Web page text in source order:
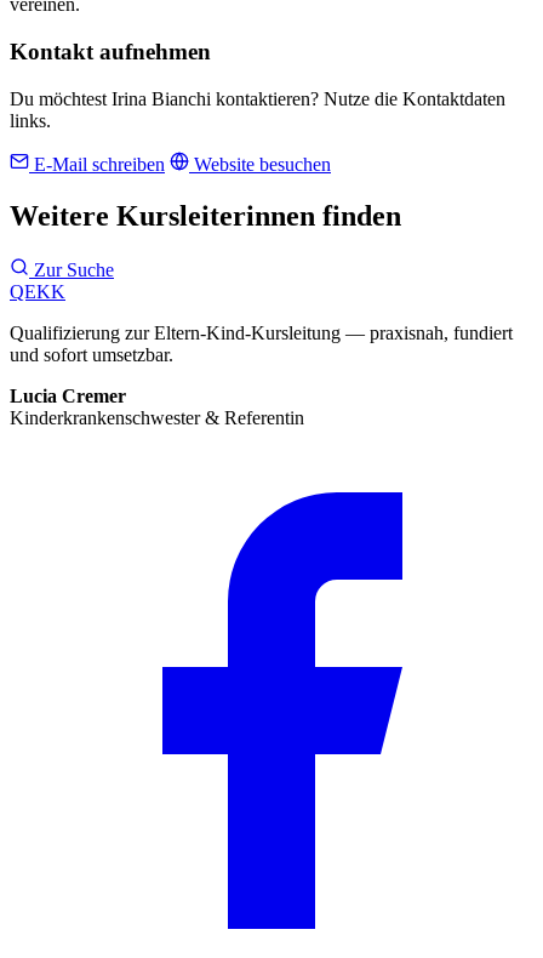
vereinen.
Kontakt aufnehmen
Du möchtest Irina Bianchi kontaktieren? Nutze die Kontaktdaten
links.
E-Mail schreiben Website besuchen
Weitere Kursleiterinnen finden
Zur Suche
QEKK
Qualifizierung zur Eltern-Kind-Kursleitung — praxisnah, fundiert
und sofort umsetzbar.
Lucia Cremer
Kinderkrankenschwester & Referentin